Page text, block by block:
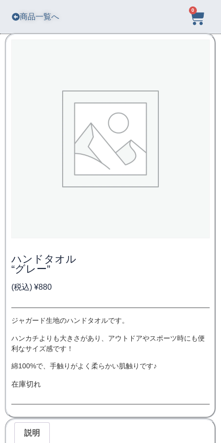
商品一覧へ
0
ハンドタオル
“グレー”
(税込) ¥880
ジャガード生地のハンドタオルです。
ハンカチよりも大きさがあり、アウトドアやスポーツ時にも便
利なサイズ感です！
綿100%で、手触りがよく柔らかい肌触りです♪
在庫切れ
説明